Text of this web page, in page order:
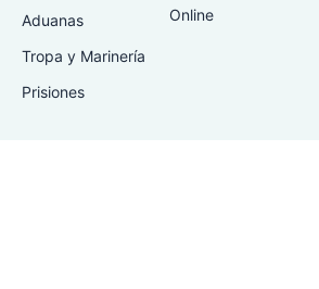
Aduanas
Tropa y Marinería
Prisiones
Online